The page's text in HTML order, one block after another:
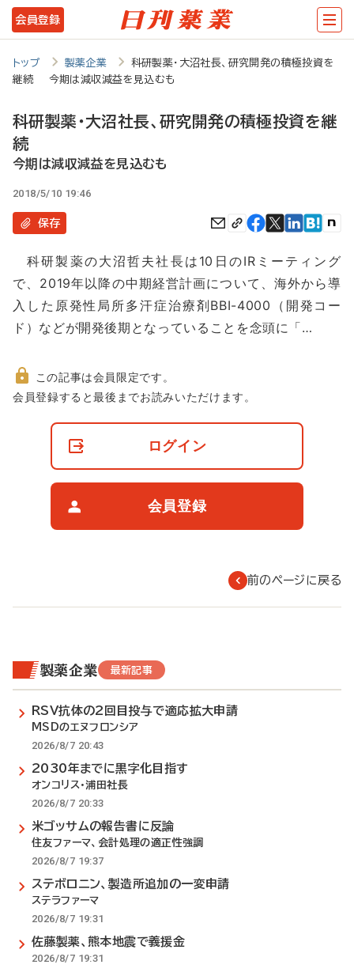
メ
イ
コ
ン
テ
ン
ツ
に
会員登録
トップ 製薬企業
科研製薬・大沼社長、研究開発の積極投資を
継続 今期は減収減益を見込むも
科研製薬・大沼社長、研究開発の積極投資を継
続
今期は減収減益を見込むも
2018/5/10 19:46
保存
科研製薬の大沼哲夫社長は10日のIRミーティング
で、2019年以降の中期経営計画について、海外から導
入した原発性局所多汗症治療剤BBI-4000（開発コー
ド）などが開発後期となっていることを念頭に「…
非
この記事は会員限定です。
会員登録すると最後までお読みいただけます。
ログイン
会員登録
前のページに戻る
製薬企業 最新記事
RSV抗体の2回目投与で適応拡大申請
MSDのエヌフロンシア
2026/8/7 20:43
2030年までに黒字化目指す
オンコリス・浦田社長
2026/8/7 20:33
米ゴッサムの報告書に反論
住友ファーマ、会計処理の適正性強調
2026/8/7 19:37
ステボロニン、製造所追加の一変申請
ステラファーマ
2026/8/7 19:31
佐藤製薬、熊本地震で義援金
2026/8/7 19:31